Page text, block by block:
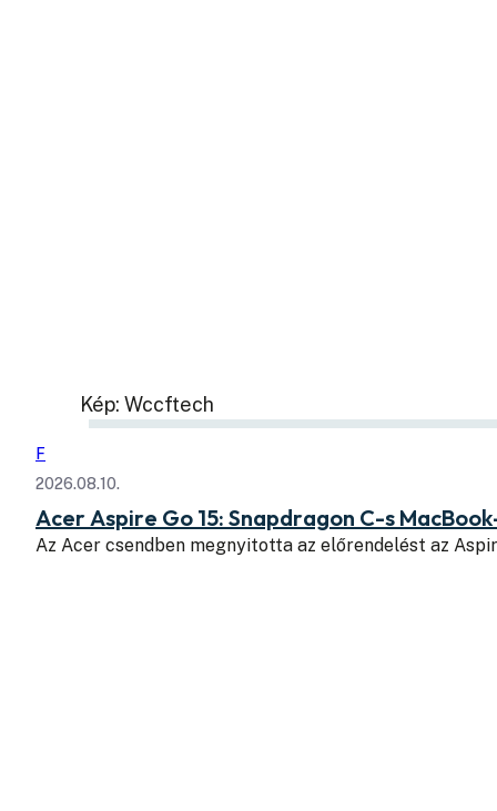
Kép: Wccftech
F
2026.08.10.
Acer Aspire Go 15: Snapdragon C-s
Az Acer csendben megnyitotta az előrendelést az